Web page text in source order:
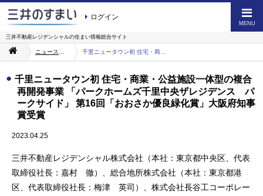
ログイン
MENU
三井不動産レジデンシャルの住まい情報総合サイト
千里ニュータウン初 住宅・商業・公益施設一体型の複合
再開発事業 「パークホームズ千里中央ザレジデンス パ
ークサイド」 第16回「おおさか優良緑化賞」大阪府知事
賞受賞
2023.04.25
三井不動産レジデンシャル株式会社（本社：東京都中央区、代表
取締役社長：嘉村 徹）、総合地所株式会社（本社：東京都港
区、代表取締役社長：梅津 英司）、株式会社長谷工コーポレー